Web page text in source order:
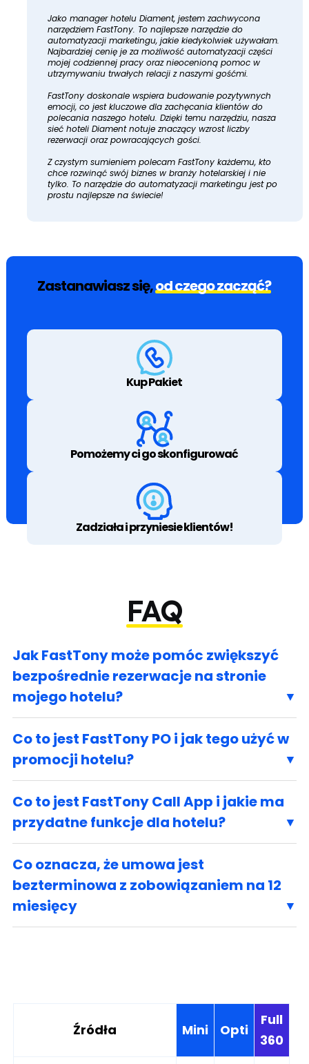
Jako manager hotelu Diament, jestem zachwycona
narzędziem FastTony. To najlepsze narzędzie do
automatyzacji marketingu, jakie kiedykolwiek używałam.
Najbardziej cenię je za możliwość automatyzacji części
mojej codziennej pracy oraz nieocenioną pomoc w
utrzymywaniu trwałych relacji z naszymi gośćmi.
FastTony doskonale wspiera budowanie pozytywnych
emocji, co jest kluczowe dla zachęcania klientów do
polecania naszego hotelu. Dzięki temu narzędziu, nasza
sieć hoteli Diament notuje znaczący wzrost liczby
rezerwacji oraz powracających gości.
Z czystym sumieniem polecam FastTony każdemu, kto
chce rozwinąć swój biznes w branży hotelarskiej i nie
tylko. To narzędzie do automatyzacji marketingu jest po
prostu najlepsze na świecie!
Zastanawiasz się,od czego zacząć?
Kup Pakiet
Pomożemy ci go skonfigurować
Zadziała i przyniesie klientów!
FAQ
Jak FastTony może pomóc zwiększyć
bezpośrednie rezerwacje na stronie
mojego hotelu?
Co to jest FastTony PO i jak tego użyć w
promocji hotelu?
Co to jest FastTony Call App i jakie ma
przydatne funkcje dla hotelu?
Co oznacza, że umowa jest
bezterminowa z zobowiązaniem na 12
miesięcy
Źródła Mini Opti
Full
360